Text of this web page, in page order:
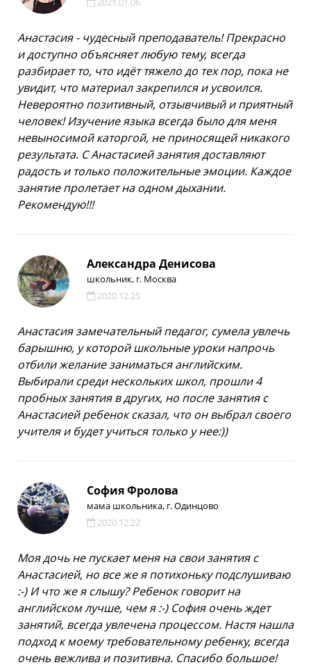
Анастасия - чудесный преподаватель! Прекрасно
и доступно объясняет любую тему, всегда
разбирает то, что идёт тяжело до тех пор, пока не
увидит, что материал закрепился и усвоился.
Невероятно позитивный, отзывчивый и приятный
человек! Изучение языка всегда было для меня
невыносимой каторгой, не приносящей никакого
результата. С Анастасией занятия доставляют
радость и только положительные эмоции. Каждое
занятие пролетает на одном дыхании.
Рекомендую!!!
Александра Денисова
школьник, г. Москва
2020.12.25
Анастасия замечательный педагог, сумела увлечь
барышню, у которой школьные уроки напрочь
отбили желание заниматься английским.
Выбирали среди нескольких школ, прошли 4
пробных занятия в других, но после занятия с
Анастасией ребенок сказал, что он выбрал своего
учителя и будет учиться только у нее:))
София Фролова
мама школьника, г. Одинцово
2020.12.22
Моя дочь не пускает меня на свои занятия с
Анастасией, но все же я потихоньку подслушиваю
:-) И что же я слышу? Ребенок говорит на
английском лучше, чем я :-) София очень ждет
занятий, всегда увлечена процессом. Настя нашла
подход к моему требовательному ребенку, всегда
очень вежлива и позитивна. Спасибо большое!